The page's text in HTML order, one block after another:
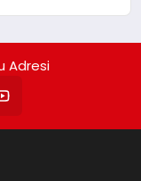
Adresi